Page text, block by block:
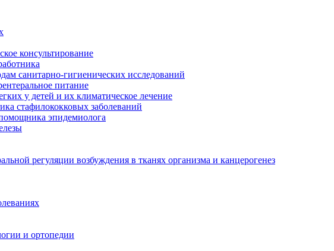
консультирование
санитарно-гигиенических исследований
питание
у детей и их климатическое лечение
стафилококковых заболеваний
эпидемиолога
регуляции возбуждения в тканях организма и канцерогенез
и ортопедии